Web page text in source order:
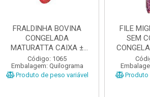
FRALDINHA BOVINA
CONGELADA
MATURATTA CAIXA ±
15KG
Código: 1065
Embalagem: Quilograma
Produto de peso variável
FILE
SEM
Produto